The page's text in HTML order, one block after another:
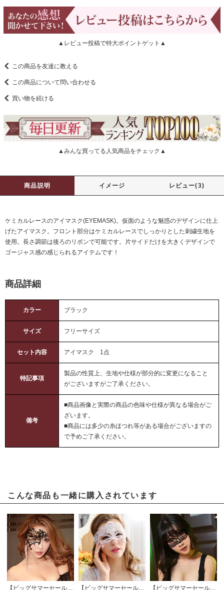
▲レビュー投稿で特大ポイントゲット▲
この商品を友達に教える
この商品について問い合わせる
買い物を続ける
▲みんな買ってる人気商品をチェック▲
商品説明 イメージ レビュー(3)
ケミカルレースのアイマスク(EYEMASK)。仮面のような魅惑のデザインに仕上
げたアイマスク。フロント部分はケミカルレースでしっかりとした刺繍生地を
使用。長さ調節は後ろのリボンで可能です。片サイドだけを大きくデザインで
ゴージャス感の感じられるアイテムです！
商品詳細
カラー ブラック
サイズ フリーサイズ
セット内容 アイマスク 1点
特記事項
製品の性質上、生地や仕様が部分的に変更になること
がございますがご了承ください。
備考
■商品画像と実際の商品の色味や仕様が異なる場合がご
ざいます。
■商品には多少の糸ほつれ等がある場合がございますの
で予めご了承ください。
こんな商品も一緒に購入されています
【ビッグサマーセール対象品】アイマスク(EYEMASK) 010 【ビッグサマーセール対象品】アイマスク(EYEMASK) 001wt 【ビッグサマーセール対象品】アイマスク(EYEMASK) 009